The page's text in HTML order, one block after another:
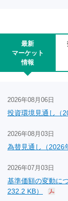
最新
マーケット
情報
2026年08月06日
投資環境見通し（
2026年08月03日
為替見通し（2026
2026年07月03日
基準価額の変動に
232.2 KB）